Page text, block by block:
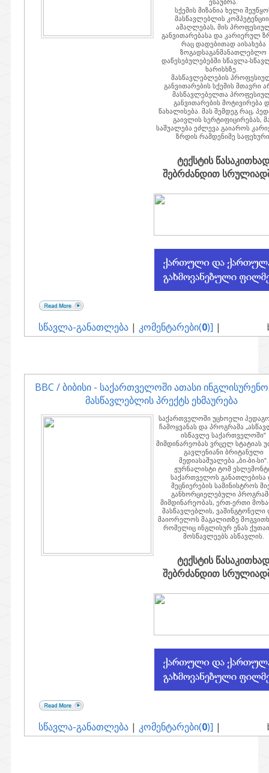
ესაუბრა.
სქემის მიზანია ხელი
მასწავლებლის
ამაღლებას, მის
განვითარებასა და კარიერულ
რაც დადებითად აისახება
ზოგადსაგანმანათლებლო
დაწესებულებებში სწავლა-
ხარისხზე.
მასწავლებლების
განვითარების სქემის მთავრი
მასწავლებელთა
განვითარების მოტივირება
წახალისება. მას შემდეგ რაც,
გაივლის სერტიფიცირებას,
საშუალება ეძლევა გაიაროს
ზრდის რამდენიმე
ტექსტის წასაკითხად
შებრძანდით
სწავლა-განათლება | კომენტარები(0)] |
BBC / ბიბისი - საქართველოში ათასი
მასწავლებლის პრექტს ეხმაურება
საქართველოში უცხოელი
ჩამოყვანას და პროგრამა
ისწავლე საქართველოში”
მიმდინარეობას ვრცელ სტატიას
გავლენიანი ბრიტანული
მედიასაშუალება „ბი-ბი-სი”.
ჟურნალისტი ტომ
საქართველოს განათლებისა
მეცნიერების სამინისტროს
განხორციელებული
მიმდინარეობას, ერთ-ერთი
მასწავლებლის, ვაშინგტონელი
მაიორელოს მაგალითზე
რომელიც ინგლისურ ენას
მოსწავლეებს ასწავლის.
ტექსტის წასაკითხად
შებრძანდით
სწავლა-განათლება | კომენტარები(0)] |